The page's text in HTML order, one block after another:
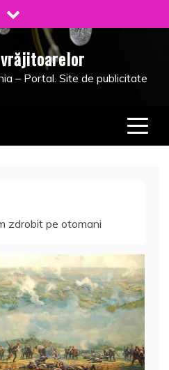
– Portal. Site de publicitate
zdrobit pe otomani